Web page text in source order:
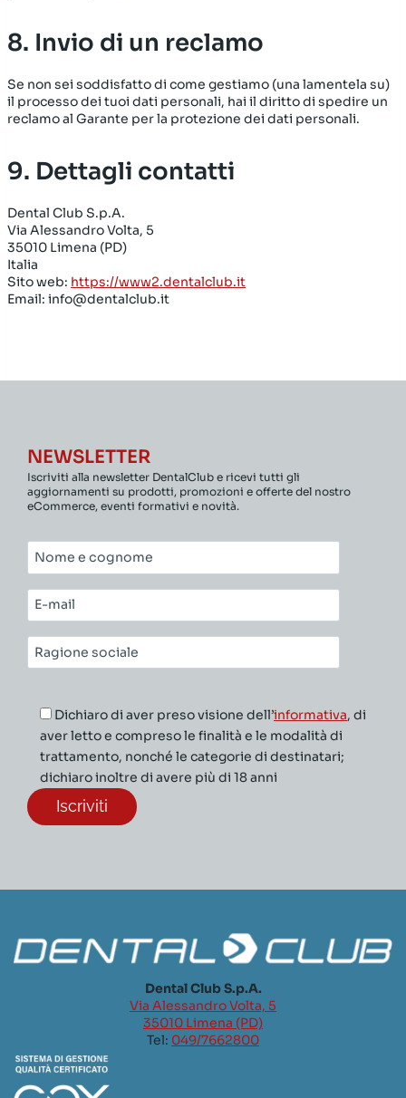
8. Invio di un reclamo
Se non sei soddisfatto di come gestiamo (una lamentela su)
il processo dei tuoi dati personali, hai il diritto di spedire un
reclamo al Garante per la protezione dei dati personali.
9. Dettagli contatti
Dental Club S.p.A.
Via Alessandro Volta, 5
35010 Limena (PD)
Italia
Sito web: https://www2.dentalclub.it
Email: info@dentalclub.it
NEWSLETTER
Iscriviti alla newsletter DentalClub e ricevi tutti gli
aggiornamenti su prodotti, promozioni e offerte del nostro
eCommerce, eventi formativi e novità.
Nome
e
cognome*
E-
mail*
Ragione
sociale*
Dichiaro di aver preso visione dell’informativa, di
aver letto e compreso le finalità e le modalità di
trattamento, nonché le categorie di destinatari;
dichiaro inoltre di avere più di 18 anni
Dental Club S.p.A.
Via Alessandro Volta, 5
35010 Limena (PD)
Tel: 049/7662800